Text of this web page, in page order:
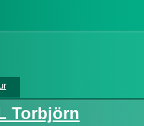
Torbjörn